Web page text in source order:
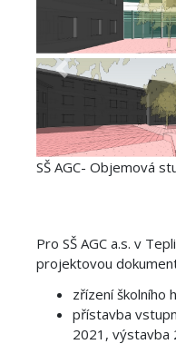
SŠ AGC- Objemová
Previous
Pro SŠ AGC a.s. v
projektovou
zřízení školního
přístavba
2021, výstavba